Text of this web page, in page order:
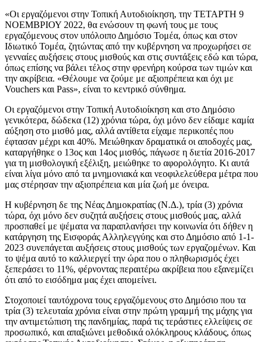
«Οι εργαζόμενοι στην Τοπική Αυτοδιοίκηση, την ΤΕΤΑΡΤΗ 9
ΝΟΕΜΒΡΙΟΥ 2022, θα ενώσουν τη φωνή τους με τους
εργαζόμενους στον υπόλοιπο Δημόσιο Τομέα, όπως και στον
Ιδιωτικό Τομέα, ζητώντας από την κυβέρνηση να προχωρήσει σε
γενναίες αυξήσεις στους μισθούς και στις συντάξεις εδώ και τώρα,
όπως επίσης να βάλει τέλος στην φρενήρη κούρσα των τιμών και
την ακρίβεια. «Θέλουμε να ζούμε με αξιοπρέπεια και όχι με
Vouchers και Pass», είναι το κεντρικό σύνθημα.
Οι εργαζόμενοι στην Τοπική Αυτοδιοίκηση και στο Δημόσιο
γενικότερα, δώδεκα (12) χρόνια τώρα, όχι μόνο δεν είδαμε καμία
αύξηση στο μισθό μας, αλλά αντίθετα είχαμε περικοπές που
έφτασαν μέχρι και 40%. Μειώθηκαν δραματικά οι αποδοχές μας,
καταργήθηκε ο 13ος και 14ος μισθός, πάγωσε η διετία 2016-2017
για τη μισθολογική εξέλιξη, μειώθηκε το αφορολόγητο. Κι αυτά
είναι λίγα μόνο από τα μνημονιακά και νεοφιλελεύθερα μέτρα που
μας στέρησαν την αξιοπρέπεια και μία ζωή με όνειρα.
Η κυβέρνηση δε της Νέας Δημοκρατίας (Ν.Δ.), τρία (3) χρόνια
τώρα, όχι μόνο δεν συζητά αυξήσεις στους μισθούς μας, αλλά
προσπαθεί με ψέματα να παραπλανήσει την κοινωνία ότι δήθεν η
κατάργηση της Εισφοράς Αλληλεγγύης και στο Δημόσιο από 1-1-
2023 συνεπάγεται αυξήσεις στους μισθούς των εργαζομένων. Και
το ψέμα αυτό το καλλιεργεί την ώρα που ο πληθωρισμός έχει
ξεπεράσει το 11%, φέρνοντας περαιτέρω ακρίβεια που εξανεμίζει
ότι από το εισόδημα μας έχει απομείνει.
Στοχοποιεί ταυτόχρονα τους εργαζόμενους στο Δημόσιο που τα
τρία (3) τελευταία χρόνια είναι στην πρώτη γραμμή της μάχης για
την αντιμετώπιση της πανδημίας, παρά τις τεράστιες ελλείψεις σε
προσωπικό, και απαξιώνει μεθοδικά ολόκληρους κλάδους, όπως